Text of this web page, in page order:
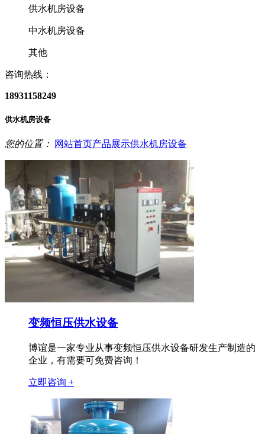
供水机房设备
中水机房设备
其他
咨询热线：
18931158249
供水机房设备
您的位置： 网站首页产品展示供水机房设备
变频恒压供水设备
博谊是一家专业从事变频恒压供水设备研发生产制造的
企业，有需要可免费咨询！
立即咨询 +